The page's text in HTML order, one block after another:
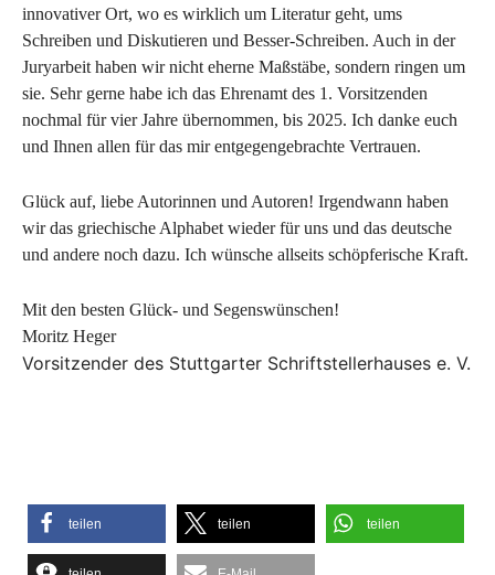
innovativer Ort, wo es wirklich um Literatur geht, ums
Schreiben und Diskutieren und Besser-Schreiben. Auch in der
Juryarbeit haben wir nicht eherne Maßstäbe, sondern ringen um
sie. Sehr gerne habe ich das Ehrenamt des 1. Vorsitzenden
nochmal für vier Jahre übernommen, bis 2025. Ich danke euch
und Ihnen allen für das mir entgegengebrachte Vertrauen.
Glück auf, liebe Autorinnen und Autoren! Irgendwann haben
wir das griechische Alphabet wieder für uns und das deutsche
und andere noch dazu. Ich wünsche allseits schöpferische Kraft.
Mit den besten Glück- und Segenswünschen!
Moritz Heger
Vorsitzender des Stuttgarter Schriftstellerhauses e. V.
teilen teilen teilen